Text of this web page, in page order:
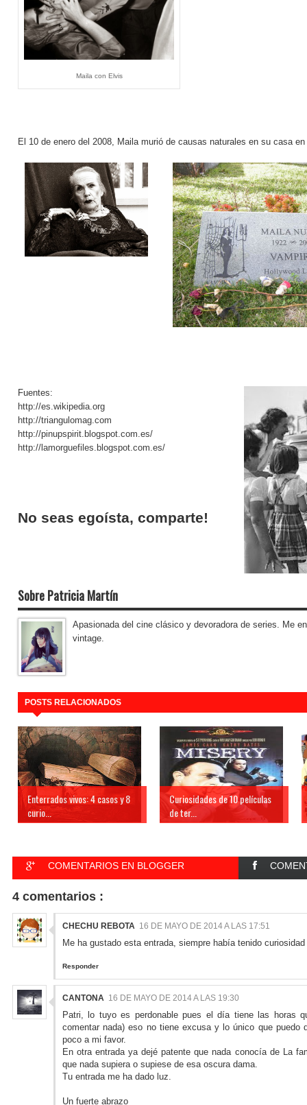
Maila con Elvis
El 10 de enero del 2008, Maila murió de causas naturales en su casa
Fuentes:
http://es.wikipedia.org
http://triangulomag.com
http://pinupspirit.blogspot.com.es/
http://lamorguefiles.blogspot.com.es/
No seas egoísta, comparte!
Sobre Patricia Martín
Apasionada del cine clásico y devoradora de series. Me
vintage.
POSTS RELACIONADOS
Enterrados vivos: 4 casos y 8
curio...
Curiosidades de 10 películas
de ter...
COMENTARIOS EN BLOGGER
4 comentarios :
CHECHU REBOTA 16 DE MAYO DE 2014 A LAS 17:51
Me ha gustado esta entrada, siempre había tenido
Responder
CANTONA 16 DE MAYO DE 2014 A LAS 19:30
Patri, lo tuyo es perdonable pues el día tiene las horas
comentar nada) eso no tiene excusa y lo único que puedo
poco a mi favor.
En otra entrada ya dejé patente que nada conocía de La
que nada supiera o supiese de esa oscura dama.
Tu entrada me ha dado luz.
Un fuerte abrazo